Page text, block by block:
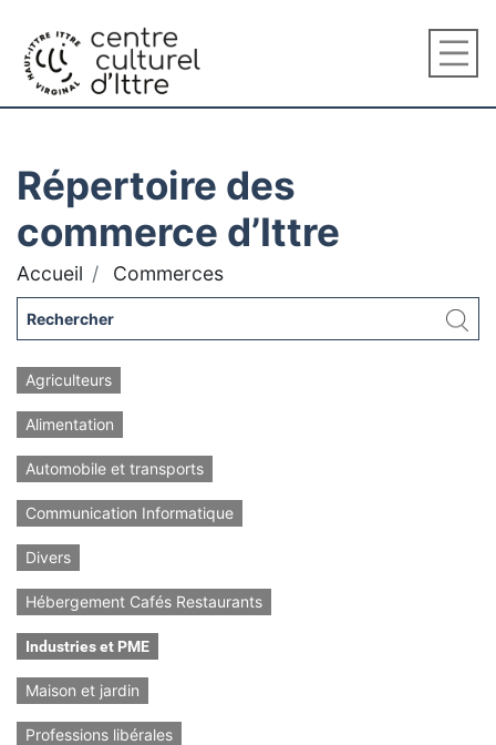
Répertoire des
commerce d’Ittre
Accueil Commerces
Agriculteurs
Alimentation
Automobile et transports
Communication Informatique
Divers
Hébergement Cafés Restaurants
Industries et PME
Maison et jardin
Professions libérales